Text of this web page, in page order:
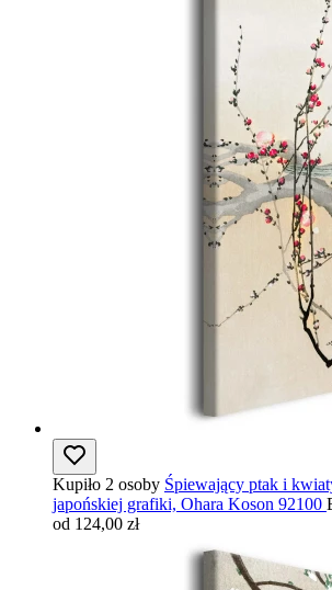
Kupiło 2 osoby Śpiewający ptak i
japońskiej grafiki, Ohara Koson 92100
od 124,00 zł